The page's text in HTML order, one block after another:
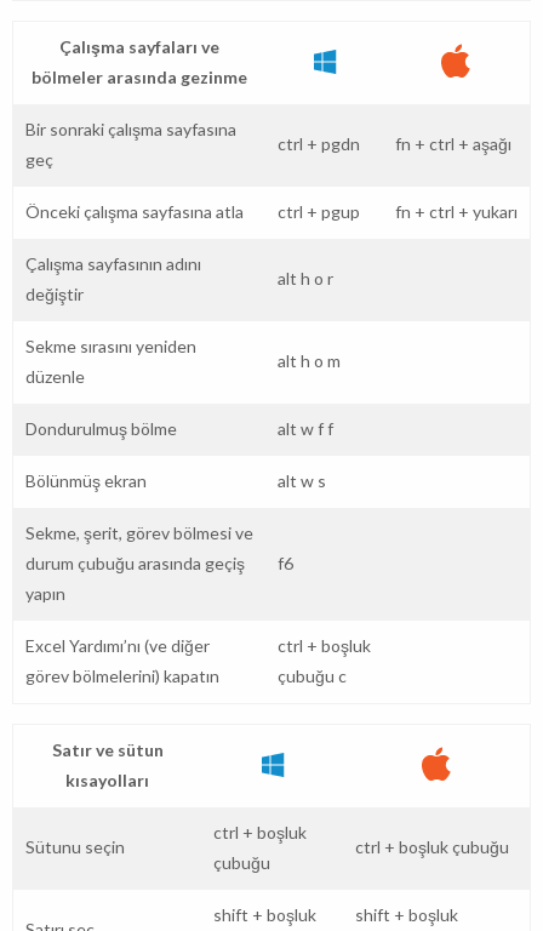
Çalışma sayfaları ve
bölmeler arasında gezinme
Bir sonraki çalışma sayfasına
geç
ctrl + pgdn fn + ctrl + aşağı
Önceki çalışma sayfasına atla ctrl + pgup fn + ctrl + yukarı
Çalışma sayfasının adını
değiştir
alt h o r
Sekme sırasını yeniden
düzenle
alt h o m
Dondurulmuş bölme alt wff
Bölünmüş ekran alt w s
Sekme, şerit, görev bölmesi ve
durum çubuğu arasında geçiş
yapın
f6
Excel Yardımı’nı (ve diğer
görev bölmelerini) kapatın
ctrl + boşluk
çubuğu c
Satır ve sütun
kısayolları
Sütunu seçin
ctrl + boşluk
çubuğu
ctrl + boşluk çubuğu
shift + boşluk shift + boşluk